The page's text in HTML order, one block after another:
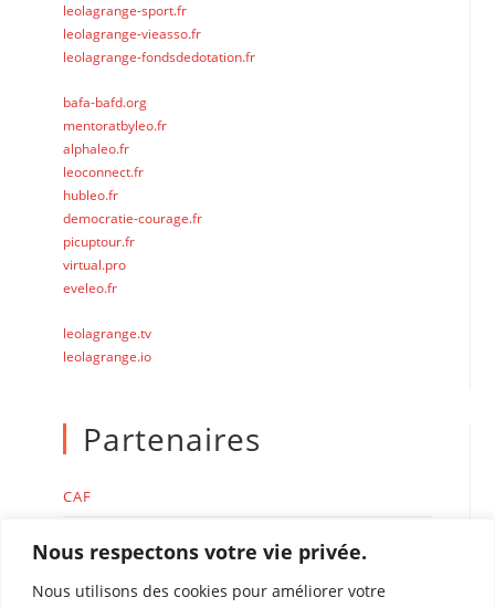
Nous respectons votre vie privée.
Nous utilisons des cookies pour améliorer votre
leolagrange-sport.fr
leolagrange-vieasso.fr
leolagrange-fondsdedotation.fr
bafa-bafd.org
mentoratbyleo.fr
alphaleo.fr
leoconnect.fr
hubleo.fr
democratie-courage.fr
picuptour.fr
virtual.pro
eveleo.fr
leolagrange.tv
leolagrange.io
Partenaires
CAF